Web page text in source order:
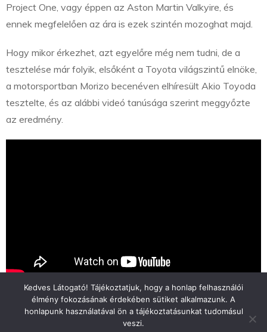
Project One, vagy éppen az Aston Martin Valkyire, és
ennek megfelelően az ára is ezek szintén mozoghat majd.
Hogy mikor érkezhet, azt egyelőre még nem tudni, de a
tesztelése már folyik, elsőként a Toyota világszintű elnöke,
a motorsportban Morizo becenéven elhíresült Akio Toyoda
tesztelte, és az alábbi videó tanúsága szerint meggyőzte
az eredmény.
Kedves Látogató! Tájékoztatjuk, hogy a honlap felhasználói
élmény fokozásának érdekében sütiket alkalmazunk. A
honlapunk használatával ön a tájékoztatásunkat tudomásul
veszi.